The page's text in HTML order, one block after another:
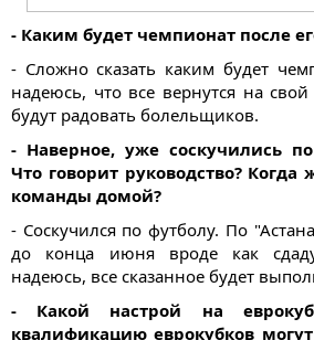
- Каким будет чемпионат после
- Сложно сказать каким будет
надеюсь, что все вернутся на
будут радовать болельщиков.
- Наверное, уже соскучились
Что говорит руководство?
команды домой?
- Соскучился по футболу. По
до конца июня вроде как
надеюсь, все сказанное будет
- Какой настрой на
квалификацию еврокубков